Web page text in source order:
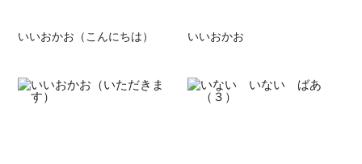
いいおかお（こんにちは） いいおかお